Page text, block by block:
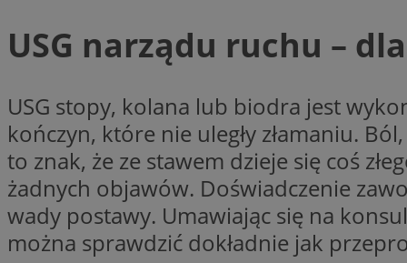
USG narządu ruchu –
USG stopy, kolana lub biodra jest
kończyn, które nie uległy złamaniu.
to znak, że ze stawem dzieje się coś
żadnych objawów. Doświadczenie
wady postawy. Umawiając się na
można sprawdzić dokładnie jak
_clsk
_ga_1ZETYXEVYH
FCCDCF
__eoi
ANONCHK
ROLLOUT_TOKEN
_fbp